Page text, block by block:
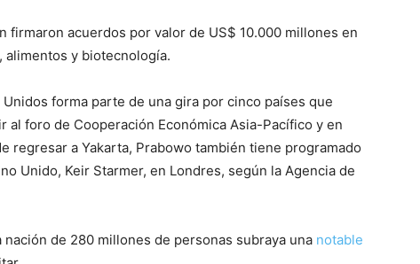
firmaron acuerdos por valor de US$ 10.000 millones en
alimentos y biotecnología.
forma parte de una gira por cinco países que
al foro de Cooperación Económica Asia-Pacífico y en
regresar a Yakarta, Prabowo también tiene programado
Unido, Keir Starmer, en Londres, según la Agencia de
de 280 millones de personas subraya una notable